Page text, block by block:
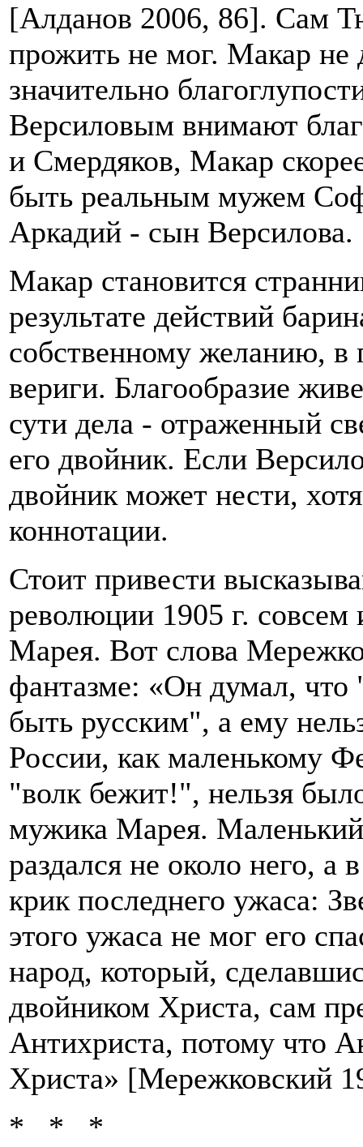
[Алданов 2006, 86]. Сам
прожить не мог. Макар не
значительно
Версиловым внимают
и Смердяков, Макар
быть реальным мужем
Аркадий - сын Версилова.
Макар становится
результате действий
собственному желанию,
вериги. Благообразие
сути дела - отраженный
его двойник. Если
двойник может нести,
коннотации.
Стоит привести
революции 1905 г.
Марея. Вот слова
фантазме: «Он думал,
быть русским", а ему
России, как маленькому
"волк бежит!", нельзя
мужика Марея.
раздался не около него,
крик последнего ужаса:
этого ужаса не мог его
народ, который,
двойником Христа, сам
Антихриста, потому что
Христа» [Мережковский
* * *